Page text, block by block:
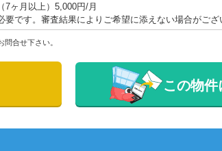
7ヶ月以上）5,000円/月
です。審査結果によりご希望に添えない場合がご
合せ下さい。
この物